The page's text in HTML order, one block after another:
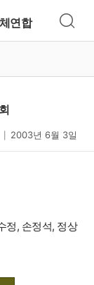
연합
2003년 6월 3일
정, 손정석, 정상